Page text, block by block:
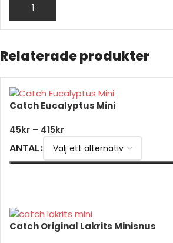
LÄGG TILL I VARUKORG
Relaterade produkter
Catch Eucalyptus Mini
45kr – 415kr
ANTAL
Catch Original Lakrits Minisnus